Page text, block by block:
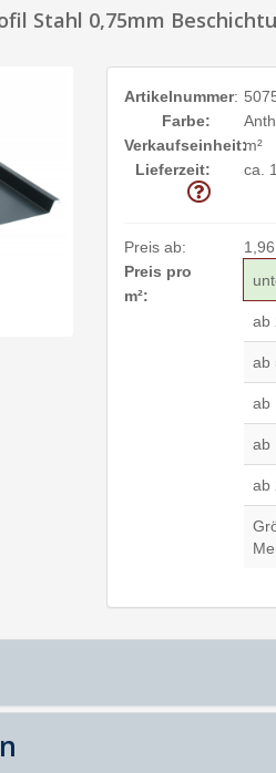
Stahl 0,75mm
Artikelnummer:
Farbe:
Verkaufseinheit:m²
Lieferzeit:
ca.
Preis ab:
Preis pro
m²:
ab
ab
ab
ab
ab